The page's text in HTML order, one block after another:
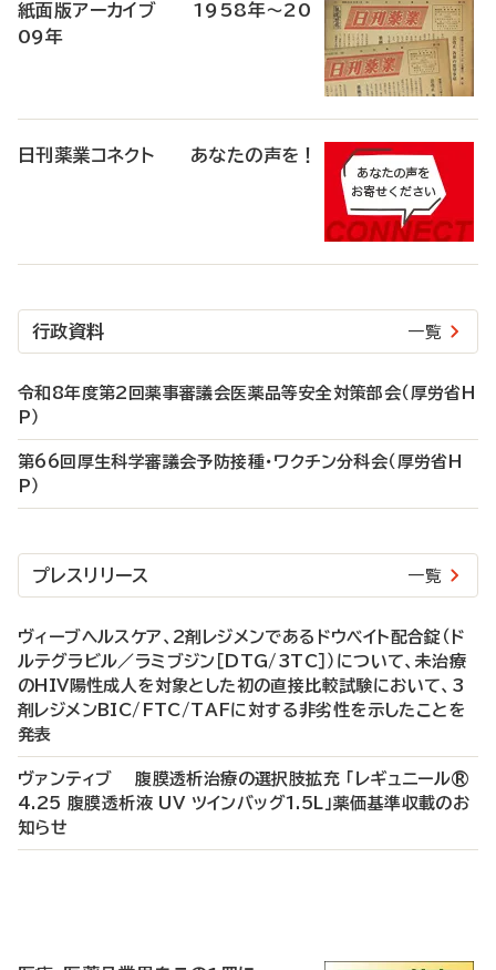
紙面版アーカイブ 1958年～20
09年
日刊薬業コネクト あなたの声を！
行政資料 一覧
令和8年度第2回薬事審議会医薬品等安全対策部会（厚労省H
P）
第66回厚生科学審議会予防接種・ワクチン分科会（厚労省H
P）
プレスリリース 一覧
ヴィーブヘルスケア、2剤レジメンであるドウベイト配合錠（ド
ルテグラビル／ラミブジン［DTG/3TC］）について、未治療
のHIV陽性成人を対象とした初の直接比較試験において、3
剤レジメンBIC/FTC/TAFに対する非劣性を示したことを
発表
ヴァンティブ 腹膜透析治療の選択肢拡充 「レギュニール®
4.25 腹膜透析液 UV ツインバッグ1.5L」薬価基準収載のお
知らせ